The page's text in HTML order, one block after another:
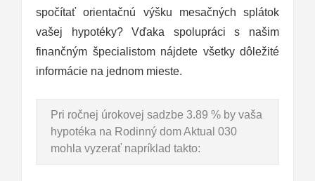
spočítať orientačnú výšku mesačných splátok
vašej hypotéky? Vďaka spolupráci s našim
finančným špecialistom nájdete všetky dôležité
informácie na jednom mieste.
Pri ročnej úrokovej sadzbe 3.89 % by vaša
hypotéka na Rodinný dom Aktual 030
mohla vyzerať napríklad takto: